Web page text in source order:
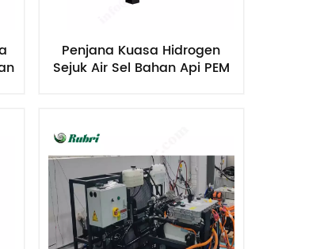
Penjana Kuasa Hidrogen
Sejuk Air Sel Bahan Api PEM